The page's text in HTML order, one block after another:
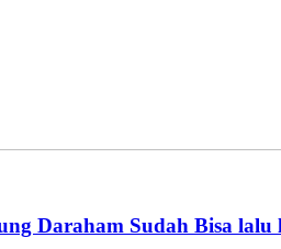
Daraham Sudah Bisa